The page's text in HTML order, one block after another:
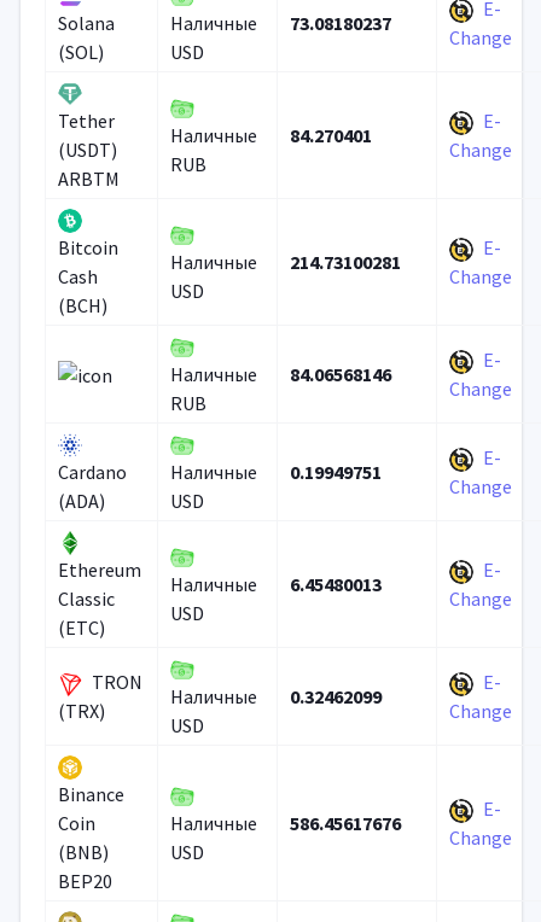
Solana
(SOL)
Наличные
USD
73.08180237
E-
Change
Tether
(USDT)
ARBTM
Наличные
RUB
84.270401
E-
Change
Bitcoin
Cash
(BCH)
Наличные
USD
214.73100281
E-
Change
Наличные
RUB
84.06568146
E-
Change
Cardano
(ADA)
Наличные
USD
0.19949751
E-
Change
Ethereum
Classic
(ETC)
Наличные
USD
6.45480013
E-
Change
TRON
(TRX)
Наличные
USD
0.32462099
E-
Change
Binance
Coin
(BNB)
BEP20
Наличные
USD
586.45617676
E-
Change